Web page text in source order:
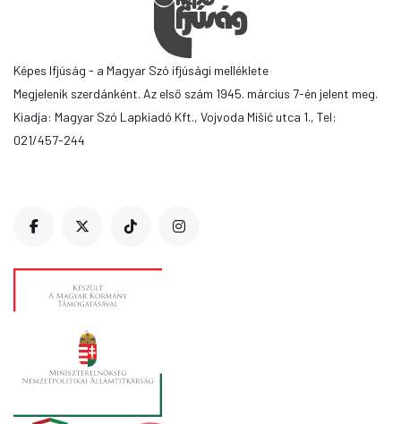
Képes Ifjúság - a Magyar Szó ifjúsági melléklete
Megjelenik szerdánként. Az első szám 1945. március 7-én jelent meg.
Kiadja: Magyar Szó Lapkiadó Kft., Vojvoda Mišić utca 1., Tel:
021/457-244